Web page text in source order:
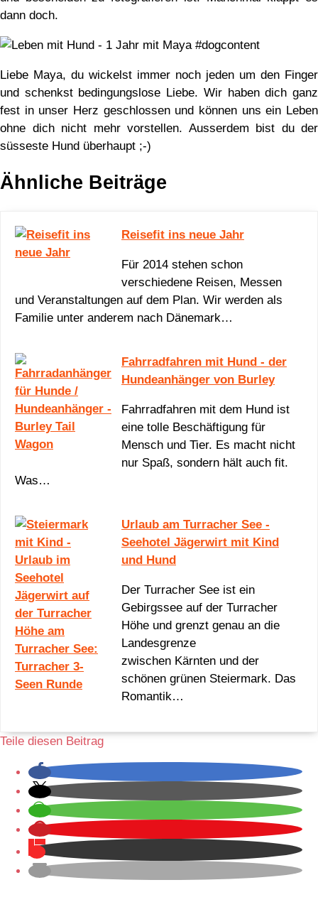
dann doch.
Liebe Maya, du wickelst immer noch jeden um den Finger
und schenkst bedingungslose Liebe. Wir haben dich ganz
fest in unser Herz geschlossen und können uns ein Leben
ohne dich nicht mehr vorstellen. Ausserdem bist du der
süsseste Hund überhaupt ;-)
Ähnliche Beiträge
Reisefit ins neue Jahr
Für 2014 stehen schon
verschiedene Reisen, Messen
und Veranstaltungen auf dem Plan. Wir werden als
Familie unter anderem nach Dänemark…
Fahrradfahren mit Hund - der
Hundeanhänger von Burley
Fahrradfahren mit dem Hund ist
eine tolle Beschäftigung für
Mensch und Tier. Es macht nicht
nur Spaß, sondern hält auch fit.
Was…
Urlaub am Turracher See -
Seehotel Jägerwirt mit Kind
und Hund
Der Turracher See ist ein
Gebirgssee auf der Turracher
Höhe und grenzt genau an die
Landesgrenze
zwischen Kärnten und der
schönen grünen Steiermark. Das
Romantik…
Teile diesen Beitrag